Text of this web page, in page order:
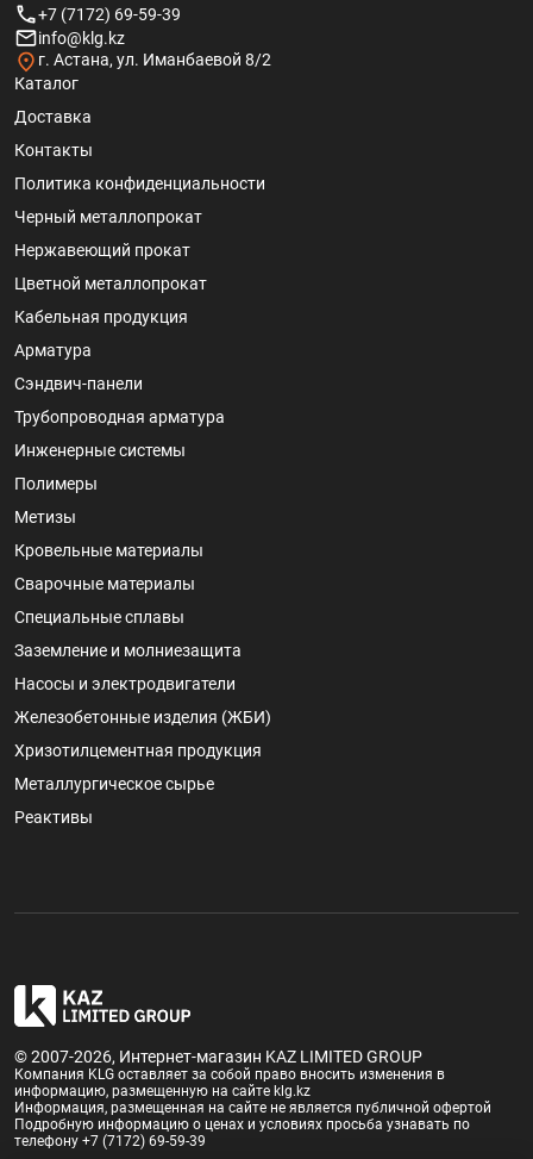
+7 (7172) 69-59-39
info@klg.kz
г. Астана, ул. Иманбаевой 8/2
Каталог
Доставка
Контакты
Политика конфиденциальности
Черный металлопрокат
Нержавеющий прокат
Цветной металлопрокат
Кабельная продукция
Арматура
Сэндвич-панели
Трубопроводная арматура
Инженерные системы
Полимеры
Метизы
Кровельные материалы
Сварочные материалы
Специальные сплавы
Заземление и молниезащита
Насосы и электродвигатели
Железобетонные изделия (ЖБИ)
Хризотилцементная продукция
Металлургическое сырье
Реактивы
© 2007-2026, Интернет-магазин KAZ LIMITED GROUP
Компания KLG оставляет за собой право вносить изменения в
информацию, размещенную на сайте klg.kz
Информация, размещенная на сайте не является публичной офертой
Подробную информацию о ценах и условиях просьба узнавать по
телефону +7 (7172) 69-59-39